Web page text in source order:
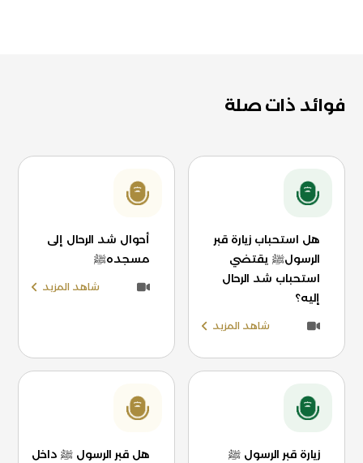
فوائد ذات صلة
هل استحباب زيارة قبر
الرسولﷺ يقتضي
استحباب شد الرحال
إليه؟
شاهد المزيد
أحوال شد الرحال إلى
مسجدهﷺ
شاهد المزيد
زيارة قبر الرسول ﷺ
هل قبر الرسول ﷺ داخل